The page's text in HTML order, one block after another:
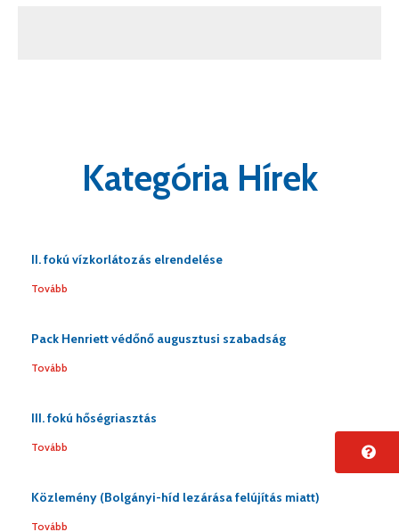
Kategória Hírek
II. fokú vízkorlátozás elrendelése
Tovább
Pack Henriett védőnő augusztusi szabadság
Tovább
III. fokú hőségriasztás
Tovább
Közlemény (Bolgányi-híd lezárása felújítás miatt)
Tovább